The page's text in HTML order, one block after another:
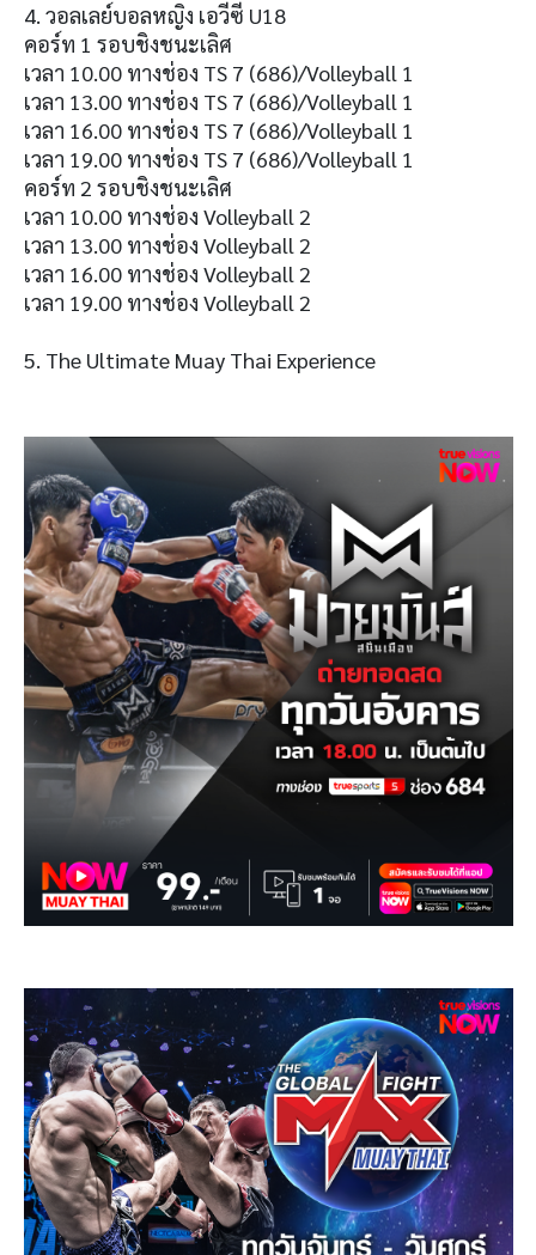
4. วอลเลย์บอลหญิง เอวีซี U18
คอร์ท 1 รอบชิงชนะเลิศ
เวลา 10.00 ทางช่อง TS 7 (686)/Volleyball 1
เวลา 13.00 ทางช่อง TS 7 (686)/Volleyball 1
เวลา 16.00 ทางช่อง TS 7 (686)/Volleyball 1
เวลา 19.00 ทางช่อง TS 7 (686)/Volleyball 1
คอร์ท 2 รอบชิงชนะเลิศ
เวลา 10.00 ทางช่อง Volleyball 2
เวลา 13.00 ทางช่อง Volleyball 2
เวลา 16.00 ทางช่อง Volleyball 2
เวลา 19.00 ทางช่อง Volleyball 2
5. The Ultimate Muay Thai Experience